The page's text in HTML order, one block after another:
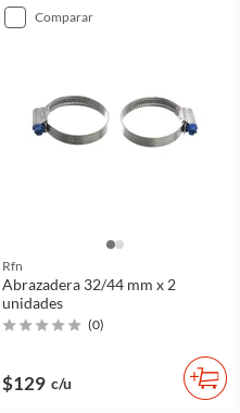
comparar
Rfn
Abrazadera 32/44 mm x 2
unidades
(0)
$129 c/u